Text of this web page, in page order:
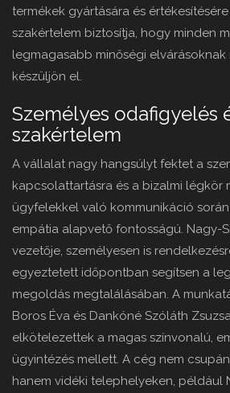
termékek gyártására és értékesítésére
szakértelem biztosítja, hogy minden
legmagasabb minőségi
készüljön el.
Személyes odafigyelés
szakértelem
A vállalat nagy hangsúlyt fektet a
kapcsolattartásra és a bizalmi légkör
ügyfelekkel való kommunikáció
empátia alapvető fontosságú. Nagy-
vezetője, személyesen is
egyeztetett időpontban segítsen a
megoldás megtalálásában. A
Boros Éva és Dankóné Szóláth
elkötelezettek a magas színvonalú,
ügyintézés mellett. A cég nem
hanem vidéki telephelyeken, például